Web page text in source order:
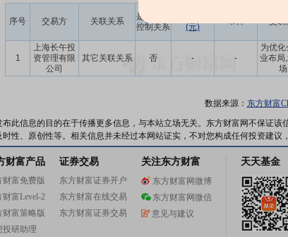
序号 交易方 关联关系
是否存在
控制关系
(元)
币种 交易
1
上海长午投
资管理有限
公司
其它关联关系 否 - -
为优
业布局
数据来源： 东方财富
布此信息的目的在于传播更多信息，与本站立场无关。东方财富网不保证
性、原创性等。相关信息并未经过本网站证实，不对您构成任何投资建议
财富产品
财富免费版
财富Level-2
财富策略版
投研助理
证券交易
东方财富证券开户
东方财富在线交易
东方财富证券交易
关注东方财富
东方财富网微博
东方财富网微信
意见与建议
天天基金